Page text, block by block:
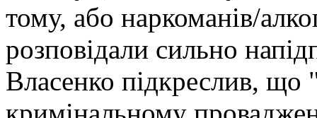
тому, або наркоманів/
розповідали сильно
Власенко підкреслив, що